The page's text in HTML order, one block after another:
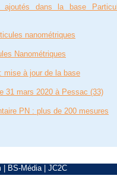
ajoutés dans la base
nanométriques
Nanométriques
mise à jour de la base
31 mars 2020 à Pessac (33)
PN : plus de 200 mesures
BS-Média| JC2C